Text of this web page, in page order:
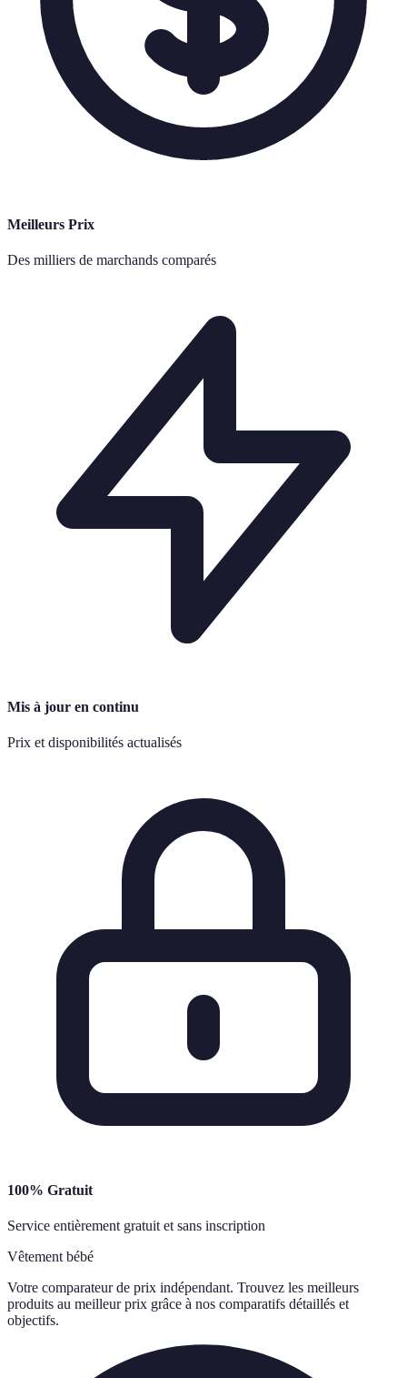
Meilleurs Prix
Des milliers de marchands comparés
Mis à jour en continu
Prix et disponibilités actualisés
100% Gratuit
Service entièrement gratuit et sans inscription
Vêtement bébé
Votre comparateur de prix indépendant. Trouvez les meilleurs
produits au meilleur prix grâce à nos comparatifs détaillés et
objectifs.